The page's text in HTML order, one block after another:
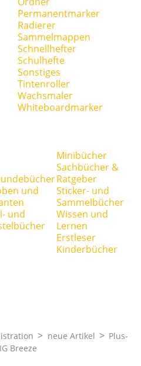
Permanentmarker
Radierer
Sammelmappen
Schnellhefter
Schulhefte
Sonstiges
Tintenroller
Wachsmaler
Whiteboardmarker
und
und
Minibücher
Sachbücher &
Ratgeber
Sticker- und
Sammelbücher
Wissen und
Lernen
Erstleser
Kinderbücher
neue Artikel
Plus-
Breeze